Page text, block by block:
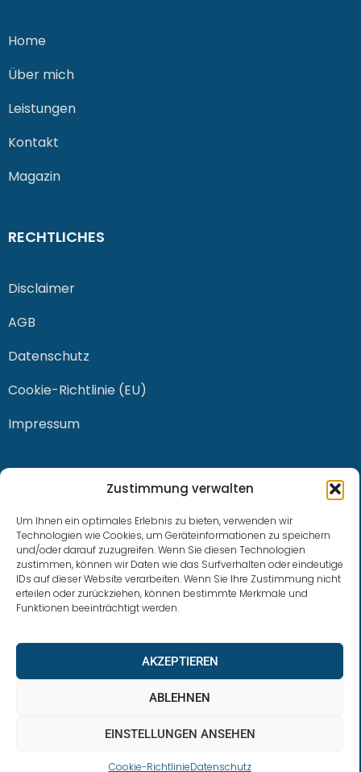
Zustimmung verwalten
Um Ihnen ein optimales Erlebnis zu bieten, verwenden wir
Technologien wie Cookies, um Geräteinformationen zu speichern
und/oder darauf zuzugreifen. Wenn Sie diesen Technologien
zustimmen, können wir Daten wie das Surfverhalten oder eindeutige
IDs auf dieser Website verarbeiten. Wenn Sie Ihre Zustimmung nicht
erteilen oder zurückziehen, können bestimmte Merkmale und
Funktionen beeinträchtigt werden.
AKZEPTIEREN
ABLEHNEN
EINSTELLUNGEN ANSEHEN
Cookie-RichtlinieDatenschutz
Home
Über mich
Leistungen
Kontakt
Magazin
RECHTLICHES
Disclaimer
AGB
Datenschutz
Cookie-Richtlinie (EU)
Impressum
0228 / 915 614 81
klaus.buhl@libra-invest.de
LIBRAInvest © 2023 | Design by SOFTWARESTUBE